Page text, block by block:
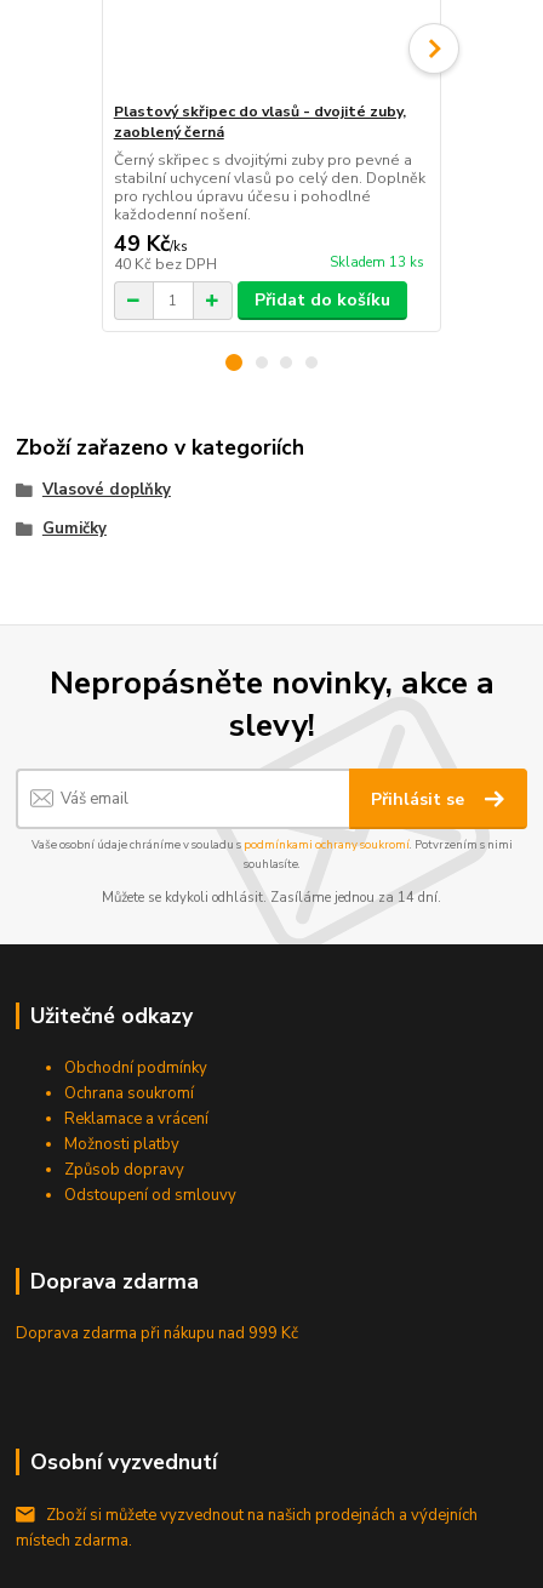
Plastový skřipec do vlasů - dvojité zuby,
zaoblený černá
Černý skřipec s dvojitými zuby pro pevné a
stabilní uchycení vlasů po celý den. Doplněk
pro rychlou úpravu účesu i pohodlné
každodenní nošení.
49 Kč/ks
40 Kč bez DPH Skladem 13 ks
Přidat do košíku
Zboží zařazeno v kategoriích
Vlasové doplňky
Gumičky
Nepropásněte novinky, akce a
slevy!
Přihlásit se
Vaše osobní údaje chráníme v souladu s podmínkami ochrany soukromí. Potvrzením s nimi
souhlasíte.
Můžete se kdykoli odhlásit. Zasíláme jednou za 14 dní.
Užitečné odkazy
Obchodní podmínky
Ochrana soukromí
Reklamace a vrácení
Možnosti platby
Způsob dopravy
Odstoupení od smlouvy
Doprava zdarma
Doprava zdarma při nákupunad 999 Kč
Osobní vyzvednutí
Zboží si můžete vyzvednout na našich prodejnách a výdejních
místech zdarma.